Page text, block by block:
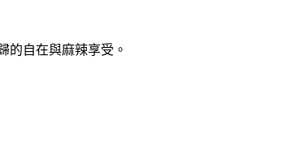
的自在與麻辣享受。